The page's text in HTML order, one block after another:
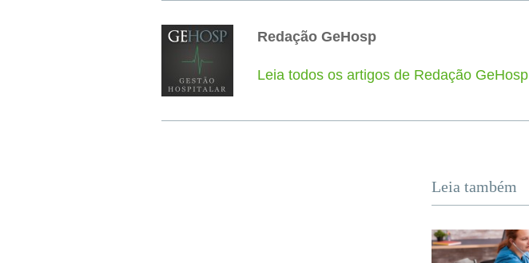
Redação GeHosp
Leia todos os artigos de Redação GeHosp
Leia também